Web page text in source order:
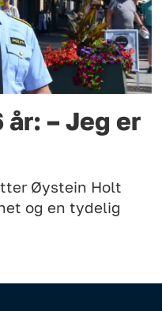
– Jeg er
Øystein Holt
og en tydelig